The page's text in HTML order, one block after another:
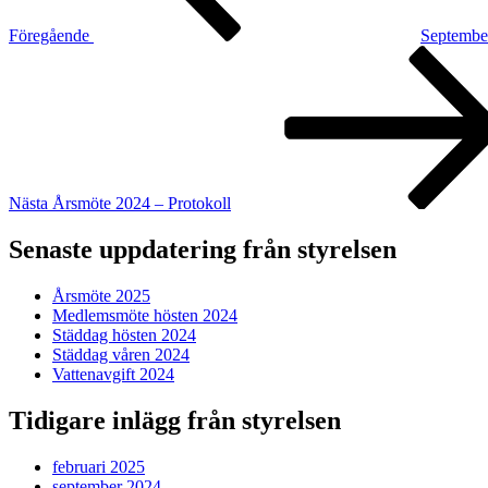
Föregående
Nästa Årsmöte 2024 – Protokoll
Senaste uppdatering från styrelsen
Årsmöte 2025
Medlemsmöte hösten 2024
Städdag hösten 2024
Städdag våren 2024
Vattenavgift 2024
Tidigare inlägg från styrelsen
februari 2025